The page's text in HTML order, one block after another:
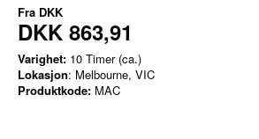
Fra DKK
DKK 863,91
Varighet: 10 Timer (ca.)
Lokasjon: Melbourne, VIC
Produktkode: MAC